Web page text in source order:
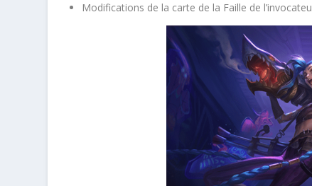
Modifications de la carte de la Faille de